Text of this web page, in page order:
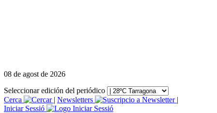
08 de agost de 2026
Seleccionar edición del periódico
Cerca
| Newsletters
|
Iniciar Sessió